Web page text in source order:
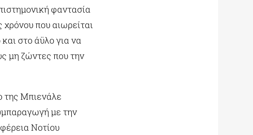
φαντασία
χρόνου που αιωρείται
στο άϋλο για να
μη ζώντες που την
της Μπιενάλε
με την
Νοτίου